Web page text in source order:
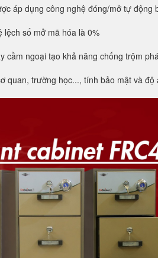
áp dụng công nghệ đóng/mở tự động
số mở mã hóa là 0%
cầm ngoại tạo khả năng chống trộm
quan, trường học..., tính bảo mật và